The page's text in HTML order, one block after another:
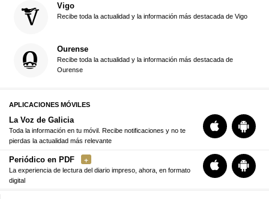
Vigo
Recibe toda la actualidad y la información más destacada de Vigo
Ourense
Recibe toda la actualidad y la información más destacada de
Ourense
APLICACIONES MÓVILES
La Voz de Galicia
Toda la información en tu móvil. Recibe notificaciones y no te
pierdas la actualidad más relevante
Periódico en PDF
La experiencia de lectura del diario impreso, ahora, en formato
digital